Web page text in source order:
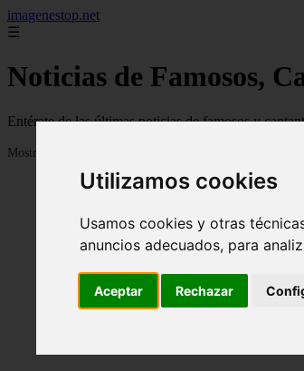
Utilizamos cookies
Usamos cookies y otras
anuncios adecuados, para
Aceptar Rechazar
imagenestop.net
☰
Noticias de Famosos,
Entérate de las últimas noticias de famosos y
Mostrando 1 - 24 de 1585 artículos